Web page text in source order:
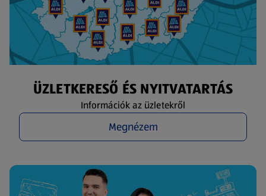
ÜZLETKERESŐ ÉS NYITVATARTÁS
Információk az üzletekről
Megnézem